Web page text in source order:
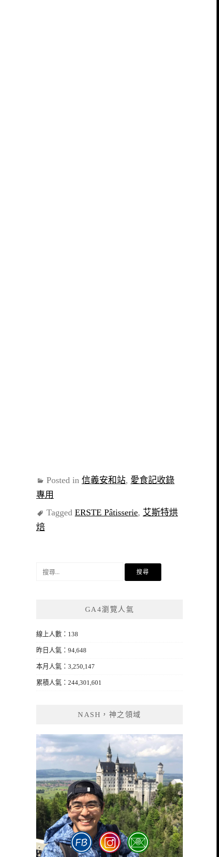
Posted in 信義安和站, 愛食記收錄
專用
Tagged ERSTE Pâtisserie, 艾斯特烘
焙
GA4瀏覽人氣
線上人數：138
昨日人氣：94,648
本月人氣：3,250,147
累積人氣：244,301,601
NASH，神之領域